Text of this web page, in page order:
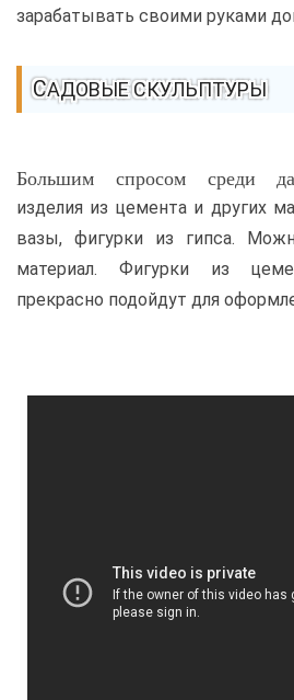
зарабатывать своими руками
САДОВЫЕ СКУЛЬПТУРЫ
Большим спросом среди
изделия из цемента и других
вазы, фигурки из гипса.
материал. Фигурки из
прекрасно подойдут для